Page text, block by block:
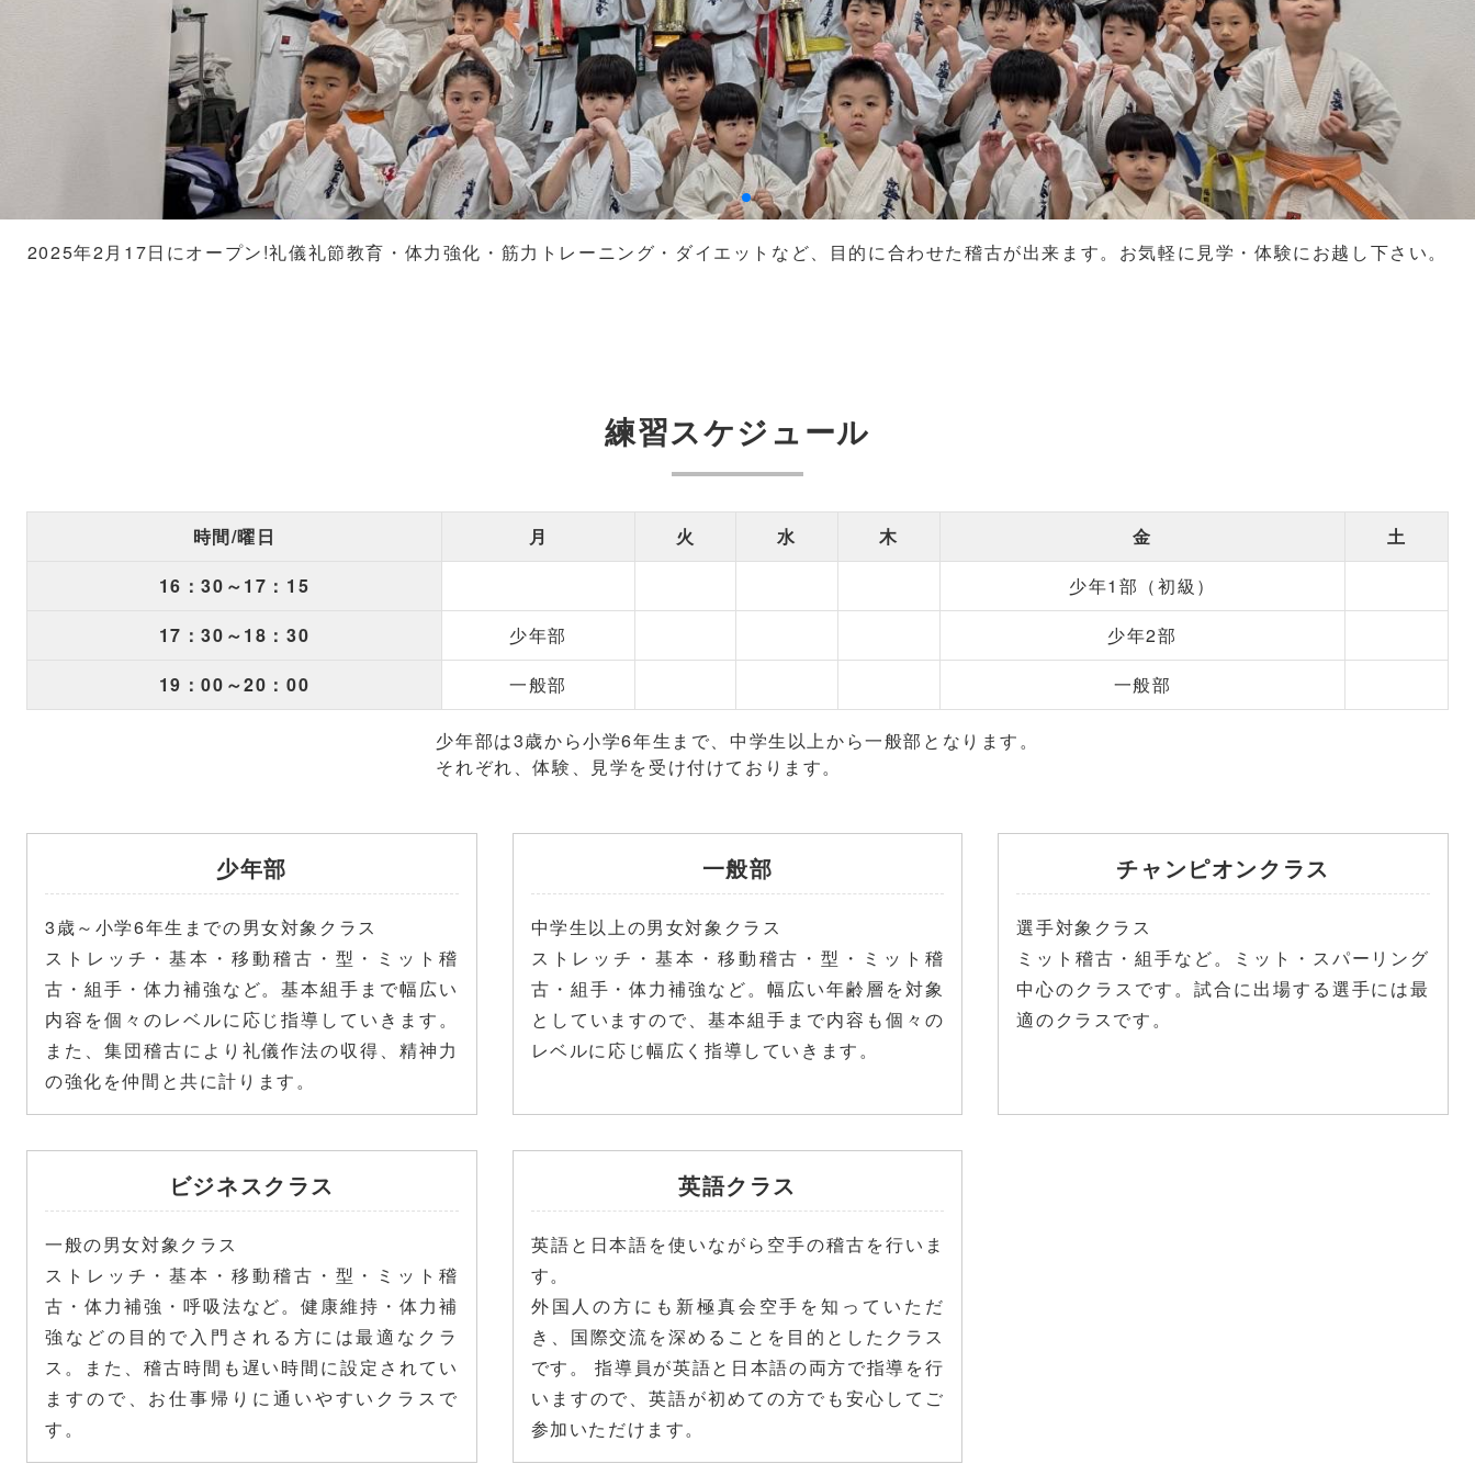
2025年2月17日にオープン!礼儀礼節教育・体力強化・筋力トレーニング・ダイエットなど、目的に合わせた稽古が出来ます。お気軽に見学・体験にお越し下さい。
練習スケジュール
時間/曜日 月 火 水 木 金
土
16：30～17：15
少年1部（初級）
17：30～18：30
少年部
少年2部
19：00～20：00
一般部 一般部
少年部は3歳から小学6年生まで、中学生以上から一般部となります。
それぞれ、体験、見学を受け付けております。
少年部
3歳～小学6年生までの男女対象クラス
ストレッチ・基本・移動稽古・型・ミット稽
古・組手・体力補強など。基本組手まで幅広い
内容を個々のレベルに応じ指導していきます。
また、集団稽古により礼儀作法の収得、精神力
の強化を仲間と共に計ります。
一般部
中学生以上の男女対象クラス
ストレッチ・基本・移動稽古・型・ミット稽
古・組手・体力補強など。幅広い年齢層を対象
としていますので、基本組手まで内容も個々の
レベルに応じ幅広く指導していきます。
チャンピオンクラス
選手対象クラス
ミット稽古・組手など。ミット・スパーリング
中心のクラスです。試合に出場する選手には最
適のクラスです。
ビジネスクラス
一般の男女対象クラス
ストレッチ・基本・移動稽古・型・ミット稽
古・体力補強・呼吸法など。健康維持・体力補
強などの目的で入門される方には最適なクラ
ス。また、稽古時間も遅い時間に設定されてい
ますので、お仕事帰りに通いやすいクラスで
す。
英語クラス
英語と日本語を使いながら空手の稽古を行いま
す。
外国人の方にも新極真会空手を知っていただ
き、国際交流を深めることを目的としたクラス
です。 指導員が英語と日本語の両方で指導を行
いますので、英語が初めての方でも安心してご
参加いただけます。